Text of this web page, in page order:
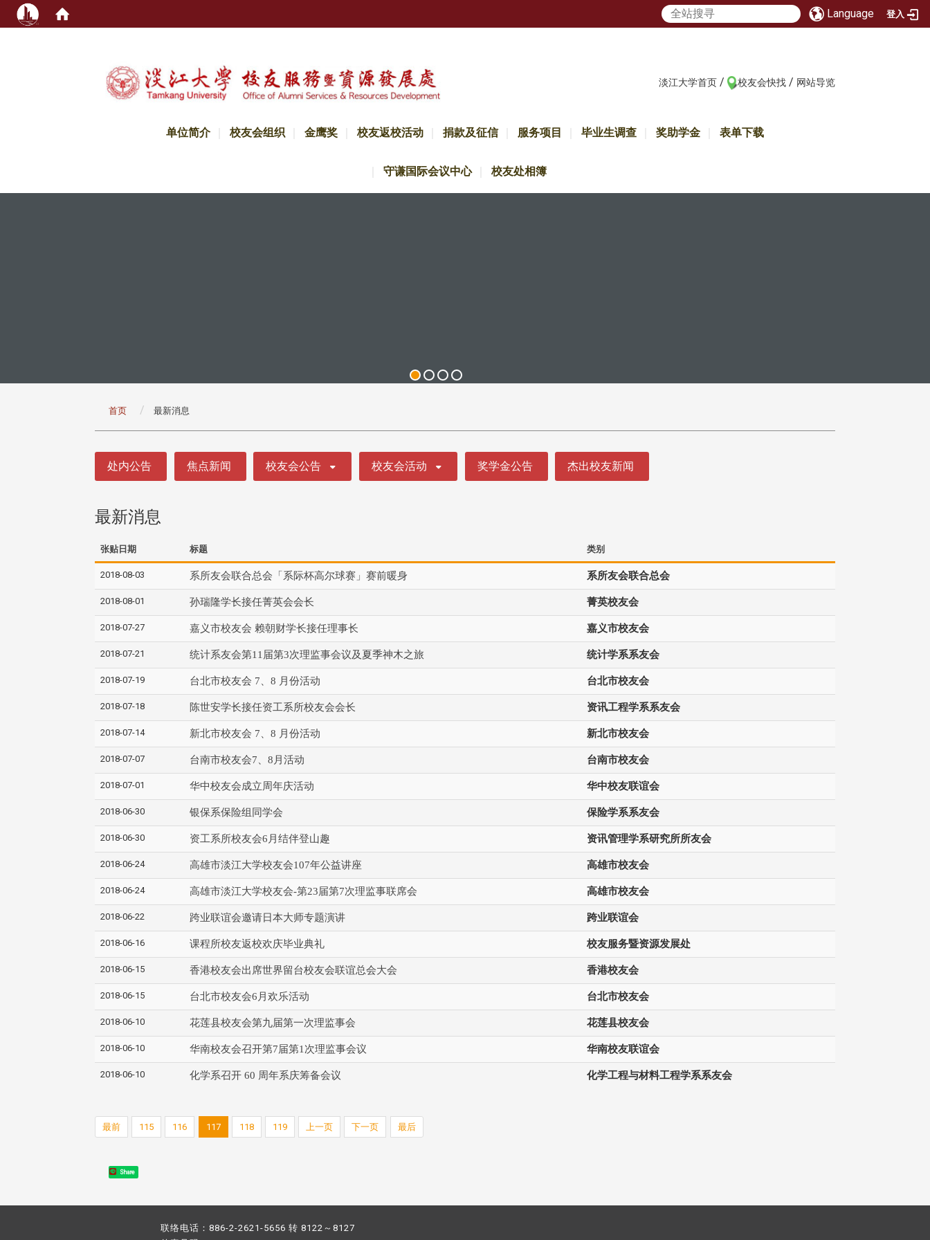
Language 登入
淡江大学首页 / 校友会快找 / 网站导览
单位简介 校友会组织 金鹰奖 校友返校活动 捐款及征信 服务项目 毕业生调查 奖助学金 表单下载
守谦国际会议中心 校友处相簿
首页 最新消息
处内公告 焦点新闻 校友会公告 校友会活动 奖学金公告 杰出校友新闻
最新消息
张贴日期 标题 类别
2018-08-03 系所友会联合总会「系际杯高尔球赛」赛前暖身 系所友会联合总会
2018-08-01 孙瑞隆学长接任菁英会会长 菁英校友会
2018-07-27 嘉义市校友会 赖朝财学长接任理事长 嘉义市校友会
2018-07-21 统计系友会第11届第3次理监事会议及夏季神木之旅 统计学系系友会
2018-07-19 台北市校友会 7、8 月份活动 台北市校友会
2018-07-18 陈世安学长接任资工系所校友会会长 资讯工程学系系友会
2018-07-14 新北市校友会 7、8 月份活动 新北市校友会
2018-07-07 台南市校友会7、8月活动 台南市校友会
2018-07-01 华中校友会成立周年庆活动 华中校友联谊会
2018-06-30 银保系保险组同学会 保险学系系友会
2018-06-30 资工系所校友会6月结伴登山趣 资讯管理学系研究所所友会
2018-06-24 高雄市淡江大学校友会107年公益讲座 高雄市校友会
2018-06-24 高雄市淡江大学校友会-第23届第7次理监事联席会 高雄市校友会
2018-06-22 跨业联谊会邀请日本大师专题演讲 跨业联谊会
2018-06-16 课程所校友返校欢庆毕业典礼 校友服务暨资源发展处
2018-06-15 香港校友会出席世界留台校友会联谊总会大会 香港校友会
2018-06-15 台北市校友会6月欢乐活动 台北市校友会
2018-06-10 花莲县校友会第九届第一次理监事会 花莲县校友会
2018-06-10 华南校友会召开第7届第1次理监事会议 华南校友联谊会
2018-06-10 化学系召开 60 周年系庆筹备会议 化学工程与材料工程学系系友会
最前 115 116 117 118 119 上一页 下一页 最后
Share
联络电话：886-2-2621-5656 转 8122～8127